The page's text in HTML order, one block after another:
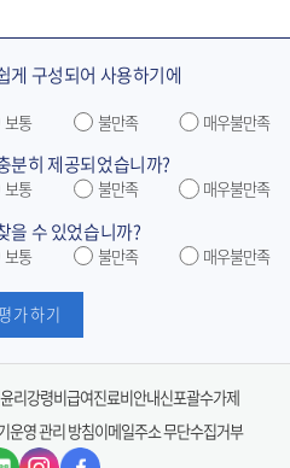
게 구성되어 사용하기에
보통 불만족 매우불만족
분히 제공되었습니까?
보통 불만족 매우불만족
을 수 있었습니까?
보통 불만족 매우불만족
평가하기
리강령비급여진료비안내신포괄수가제
운영 관리 방침이메일주소 무단수집거부